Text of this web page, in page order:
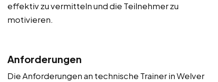
effektiv zu vermitteln und die Teilnehmer zu
motivieren.
Anforderungen
Die Anforderungen an technische Trainer in Welver